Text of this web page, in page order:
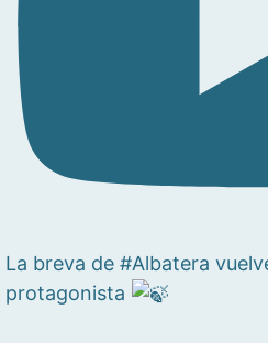
La breva de #Albatera
protagonista